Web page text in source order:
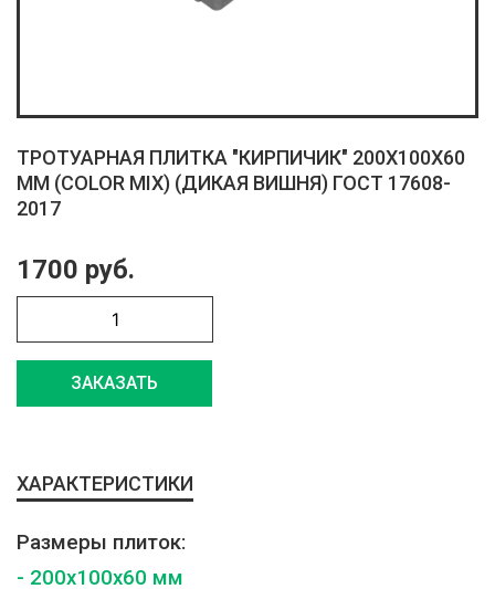
ТРОТУАРНАЯ ПЛИТКА "КИРПИЧИК" 200X100X60
ММ (COLOR MIX) (ДИКАЯ ВИШНЯ) ГОСТ 17608-
2017
1700 руб.
ЗАКАЗАТЬ
ХАРАКТЕРИСТИКИ
Размеры плиток:
- 200x100x60 мм